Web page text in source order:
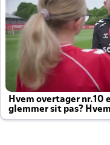
Hvem overtager nr.10
glemmer sit pas?
altid til efter kampe?